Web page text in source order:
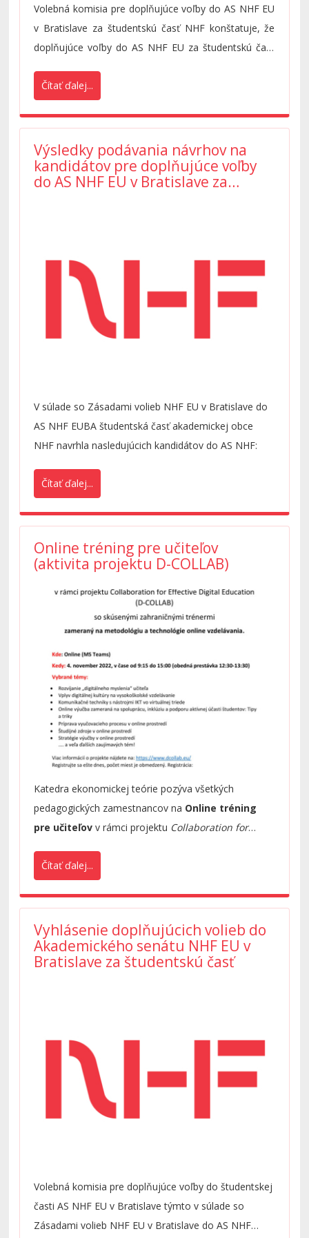
Volebná komisia pre doplňujúce voľby do AS NHF EU
v Bratislave za študentskú časť NHF konštatuje, že
doplňujúce voľby do AS NHF EU za študentskú časť
v miestnosti 2B50 v súlade so Zásadami volieb NHF
Bratislave za zamestnaneckú a študentskú časť.
Čítať ďalej...
Výsledky podávania návrhov na
kandidátov pre doplňujúce voľby
do AS NHF EU v Bratislave za
V súlade so Zásadami volieb NHF EU v Bratislave do
AS NHF EUBA študentská časť akademickej obce
NHF navrhla nasledujúcich kandidátov do AS NHF:
Čítať ďalej...
Online tréning pre učiteľov
(aktivita projektu D-COLLAB)
Katedra ekonomickej teórie pozýva všetkých
pedagogických zamestnancov na Online tréning
pre učiteľov v rámci projektu Collaboration for
zahraničnými trénermi zameraný na metodológiu a
Čítať ďalej...
Vyhlásenie doplňujúcich volieb do
Akademického senátu NHF EU v
Bratislave za študentskú časť
Volebná komisia pre doplňujúce voľby do študentskej
časti AS NHF EU v Bratislave týmto v súlade so
Zásadami volieb NHF EU v Bratislave do AS NHF